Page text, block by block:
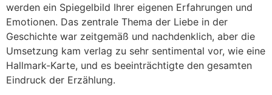
werden ein Spiegelbild Ihrer eigenen Erfahrungen und
Emotionen. Das zentrale Thema der Liebe in der
Geschichte war zeitgemäß und nachdenklich, aber die
Umsetzung kam verlag zu sehr sentimental vor, wie eine
Hallmark-Karte, und es beeinträchtigte den gesamten
Eindruck der Erzählung.